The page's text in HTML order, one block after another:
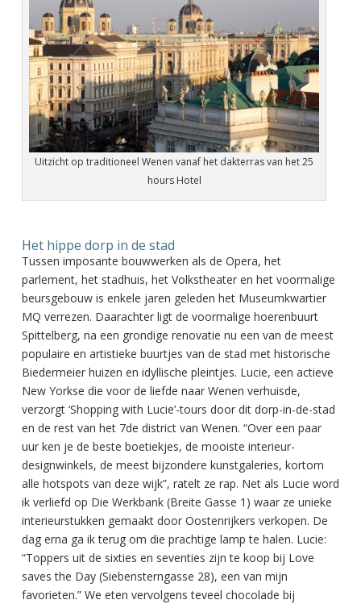
Uitzicht op traditioneel Wenen vanaf het dakterras van het 25
hours Hotel
Het hippe dorp in de stad
Tussen imposante bouwwerken als de Opera, het
parlement, het stadhuis, het Volkstheater en het voormalige
beursgebouw is enkele jaren geleden het Museumkwartier
MQ verrezen. Daarachter ligt de voormalige hoerenbuurt
Spittelberg, na een grondige renovatie nu een van de meest
populaire en artistieke buurtjes van de stad met historische
Biedermeier huizen en idyllische pleintjes. Lucie, een actieve
New Yorkse die voor de liefde naar Wenen verhuisde,
verzorgt ‘Shopping with Lucie’-tours door dit dorp-in-de-stad
en de rest van het 7de district van Wenen. “Over een paar
uur ken je de beste boetiekjes, de mooiste interieur-
designwinkels, de meest bijzondere kunstgaleries, kortom
alle hotspots van deze wijk”, ratelt ze rap. Net als Lucie word
ik verliefd op Die Werkbank (Breite Gasse 1) waar ze unieke
interieurstukken gemaakt door Oostenrijkers verkopen. De
dag erna ga ik terug om die prachtige lamp te halen. Lucie:
“Toppers uit de sixties en seventies zijn te koop bij Love
saves the Day (Siebensterngasse 28), een van mijn
favorieten.” We eten vervolgens teveel chocolade bij